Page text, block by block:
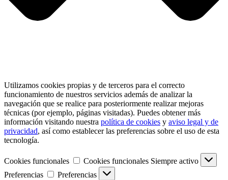
Utilizamos cookies propias y de terceros para el correcto
funcionamiento de nuestros servicios además de analizar la
navegación que se realice para posteriormente realizar mejoras
técnicas (por ejemplo, páginas visitadas). Puedes obtener más
información visitando nuestra política de cookies y aviso legal y de
privacidad, así como establecer las preferencias sobre el uso de esta
tecnología.
Cookies funcionales Cookies funcionales Siempre activo
Preferencias
Preferencias